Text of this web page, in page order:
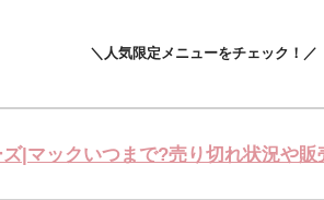
＼人気限定メニューをチェック！／
|マックいつまで?売り切れ状況や販